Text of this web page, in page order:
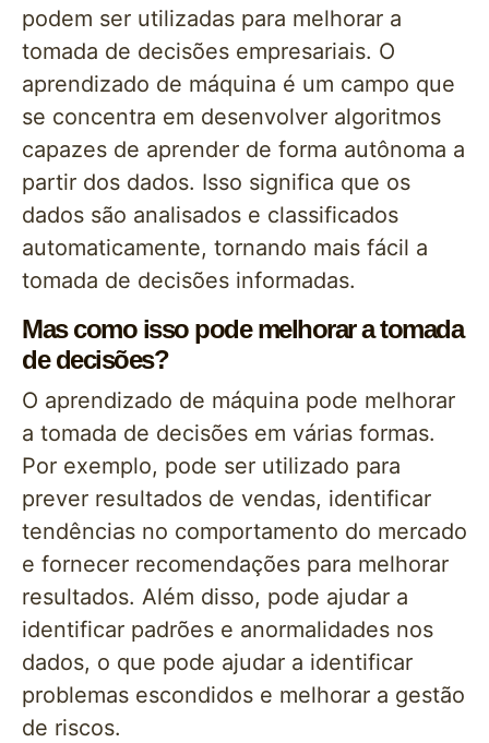
podem ser utilizadas para melhorar a
tomada de decisões empresariais. O
aprendizado de máquina é um campo que
se concentra em desenvolver algoritmos
capazes de aprender de forma autônoma a
partir dos dados. Isso significa que os
dados são analisados e classificados
automaticamente, tornando mais fácil a
tomada de decisões informadas.
Mas como isso pode melhorar a tomada
de decisões?
O aprendizado de máquina pode melhorar
a tomada de decisões em várias formas.
Por exemplo, pode ser utilizado para
prever resultados de vendas, identificar
tendências no comportamento do mercado
e fornecer recomendações para melhorar
resultados. Além disso, pode ajudar a
identificar padrões e anormalidades nos
dados, o que pode ajudar a identificar
problemas escondidos e melhorar a gestão
de riscos.